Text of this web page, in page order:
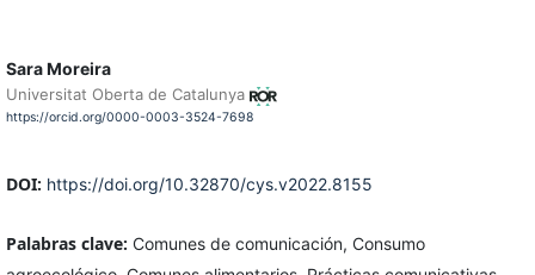
Sara Moreira
Universitat Oberta de Catalunya
https://orcid.org/0000-0003-3524-7698
DOI: https://doi.org/10.32870/cys.v2022.8155
Palabras clave: Comunes de comunicación, Consumo